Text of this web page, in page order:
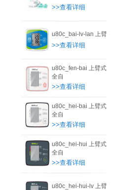
>>查看详细
u80c_bai-lv-lan 上臂
>>查看详细
u80c_fen-bai 上臂式
全自
>>查看详细
u80c_hei-bai 上臂式
全自
>>查看详细
u80c_hei-hui 上臂式
全自
>>查看详细
u80c_hei-hui-lv 上臂